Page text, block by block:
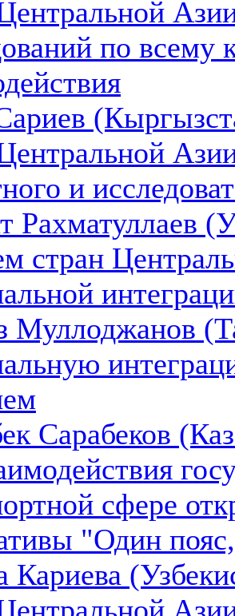
по всему
и
Рахматуллаев
стран
Муллоджанов
Сарабеков
сфере
"Один
Кариева